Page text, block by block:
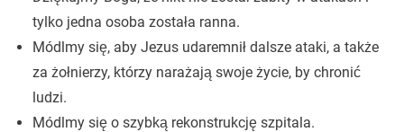
tylko jedna osoba została ranna.
Módlmy się, aby Jezus udaremnił dalsze ataki, a także
za żołnierzy, którzy narażają swoje życie, by chronić
ludzi.
Módlmy się o szybką rekonstrukcję szpitala.